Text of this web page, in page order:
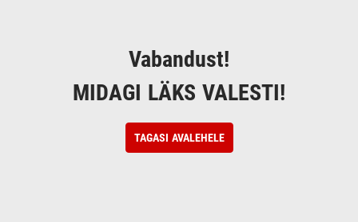
Vabandust!
MIDAGI LÄKS VALESTI!
TAGASI AVALEHELE